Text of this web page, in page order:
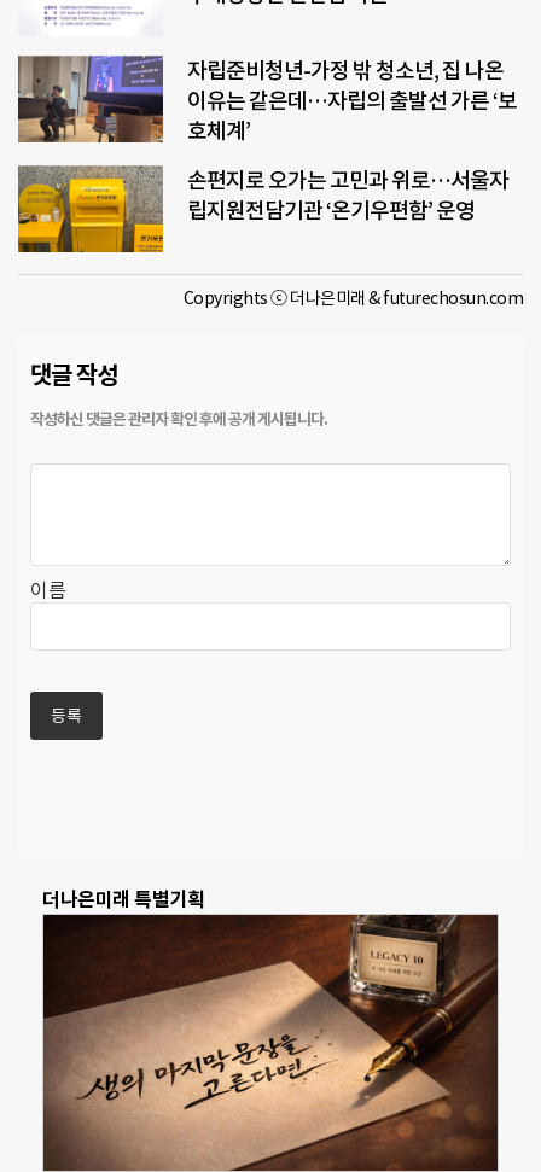
자립준비청년-가정 밖 청소년, 집 나온
이유는 같은데…자립의 출발선 가른 ‘보
호체계’
손편지로 오가는 고민과 위로…서울자
립지원전담기관 ‘온기우편함’ 운영
Copyrights ⓒ 더나은미래 & futurechosun.com
댓글 작성
이름
더나은미래 특별기획